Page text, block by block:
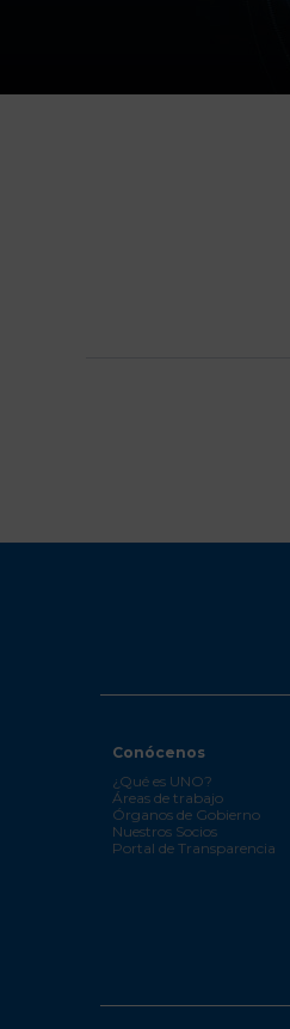
Conócenos
¿Qué es UNO?
Áreas de trabajo
Órganos de Gobierno
Nuestros Socios
Portal de Transparencia